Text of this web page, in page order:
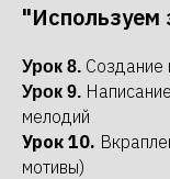
"Используем
Урок 8. Создание
Урок 9.
мелодий
Урок 10.
мотивы)